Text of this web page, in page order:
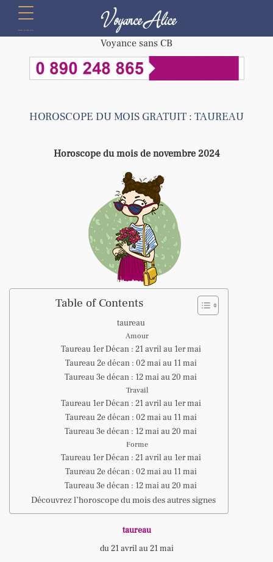
Voyance Alice
Voyance sans CB
HOROSCOPE DU MOIS GRATUIT : TAUREAU
Horoscope du mois de novembre 2024
Table of Contents
taureau
Amour
Taureau 1er Décan : 21 avril au 1er mai
Taureau 2e décan : 02 mai au 11 mai
Taureau 3e décan : 12 mai au 20 mai
Travail
Taureau 1er Décan : 21 avril au 1er mai
Taureau 2e décan : 02 mai au 11 mai
Taureau 3e décan : 12 mai au 20 mai
Forme
Taureau 1er Décan : 21 avril au 1er mai
Taureau 2e décan : 02 mai au 11 mai
Taureau 3e décan : 12 mai au 20 mai
Découvrez l’horoscope du mois des autres signes
taureau
du 21 avril au 21 mai
menu